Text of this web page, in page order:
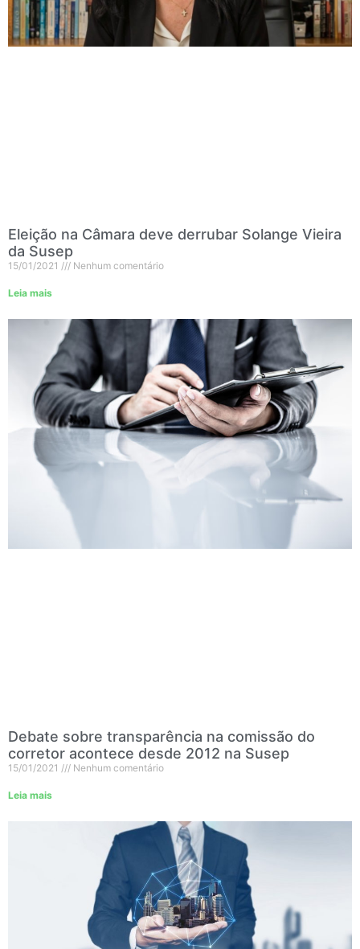
Eleição na Câmara deve derrubar Solange Vieira
da Susep
15/01/2021 Nenhum comentário
Leia mais
Debate sobre transparência na comissão do
corretor acontece desde 2012 na Susep
15/01/2021 Nenhum comentário
Leia mais